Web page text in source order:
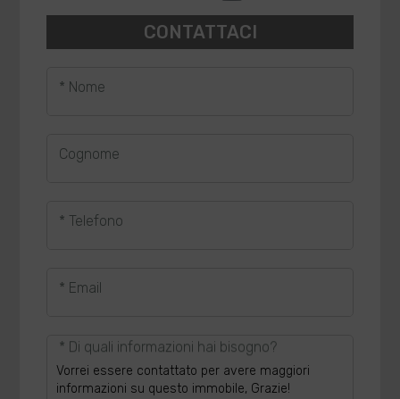
CONTATTACI
* Nome
Cognome
* Telefono
* Email
* Di quali informazioni hai bisogno?